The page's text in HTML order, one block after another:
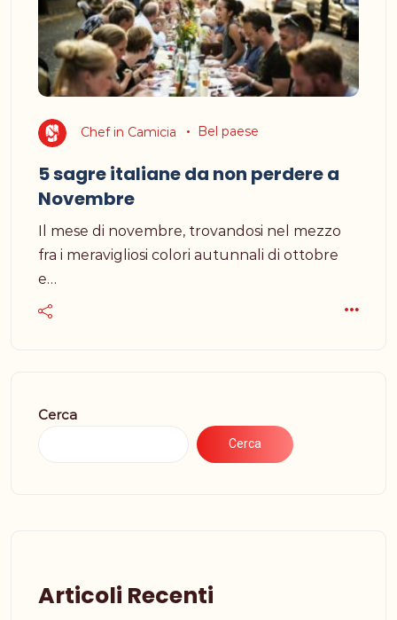
Chef in Camicia Bel paese
5 sagre italiane da non perdere a
Novembre
Il mese di novembre, trovandosi nel mezzo
fra i meravigliosi colori autunnali di ottobre
e…
Cerca
Cerca
Articoli Recenti